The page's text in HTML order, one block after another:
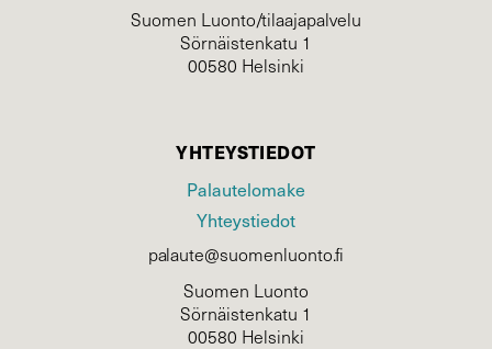
Suomen Luonto/tilaajapalvelu
Sörnäistenkatu 1
00580 Helsinki
YHTEYSTIEDOT
Palautelomake
Yhteystiedot
palaute@suomenluonto.fi
Suomen Luonto
Sörnäistenkatu 1
00580 Helsinki